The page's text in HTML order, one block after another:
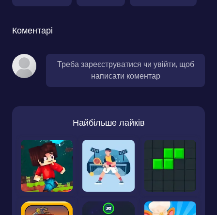
Коментарі
Треба зареєструватися чи увійти, щоб
написати коментар
Найбільше лайків